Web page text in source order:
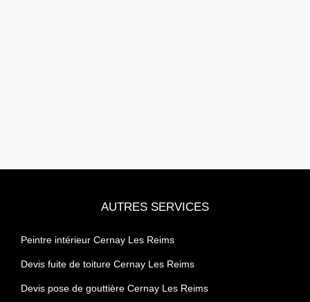
AUTRES SERVICES
Peintre intérieur Cernay Les Reims
Devis fuite de toiture Cernay Les Reims
Devis pose de gouttière Cernay Les Reims